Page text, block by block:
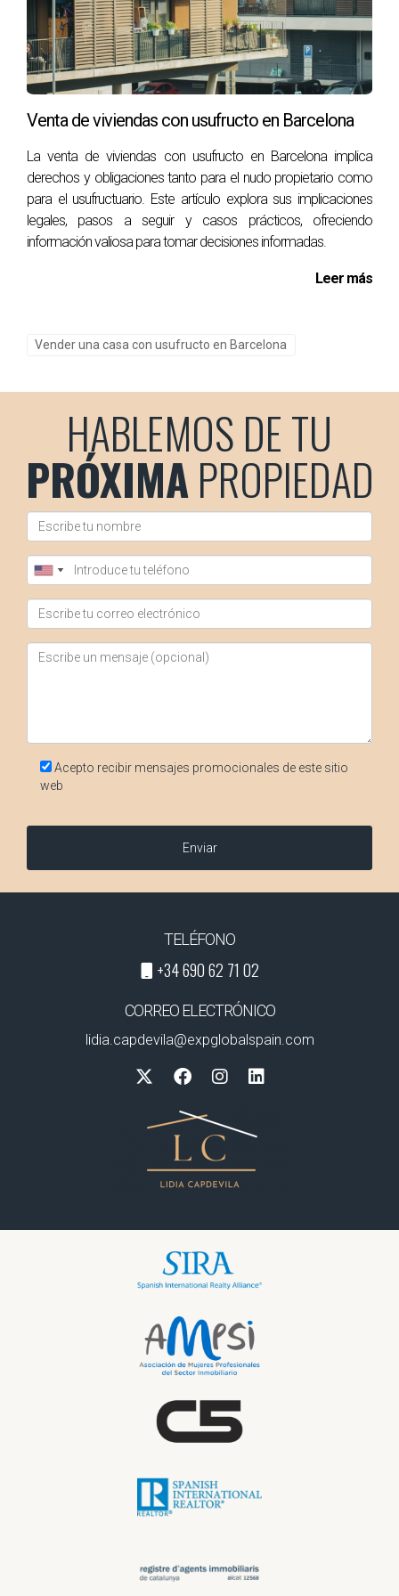
mediación o asesoramiento legal para encontrar un
acuerdo que beneficie a ambas partes.
¿Cómo se determina el valor de la propiedad?
El valor de la propiedad puede determinarse mediante una
tasación profesional que tenga en cuenta factores como
ubicación, estado del inmueble y precios recientes de
propiedades similares en la zona.
¿Puedo vender mi parte del usufructo?
Sí, es posible vender o ceder los derechos del usufructo a
otra persona; sin embargo, esto debe hacerse bajo ciertas
Un usufructo vitalicio permite al usufructuario vivir en la
propiedad hasta su fallecimiento; sin embargo, no le otorga
derechos sobre la venta sin el consentimiento del nudo
propietario.
¿Es necesario un contrato para formalizar la
venta conjunta?
Sí, es fundamental redactar un contrato claro que
especifique los términos acordados entre las partes
involucradas para evitar futuros conflictos legales.
Recuerda que si tienes más preguntas o necesitas
asistencia personalizada sobre tu situación inmobiliaria en
Venta de viviendas con usufructo en Barcelona
La venta de viviendas con usufructo en Barcelona implica
derechos y obligaciones tanto para el nudo propietario como
para el usufructuario. Este artículo explora sus implicaciones
legales, pasos a seguir y casos prácticos, ofreciendo
información valiosa para tomar decisiones informadas.
Leer más
Vender una casa con usufructo en Barcelona
HABLEMOS DE TU
PRÓXIMAPROPIEDAD
Acepto recibir mensajes promocionales de este sitio
web
Enviar
TELÉFONO
+34 690 62 71 02
CORREO ELECTRÓNICO
lidia.capdevila@expglobalspain.com